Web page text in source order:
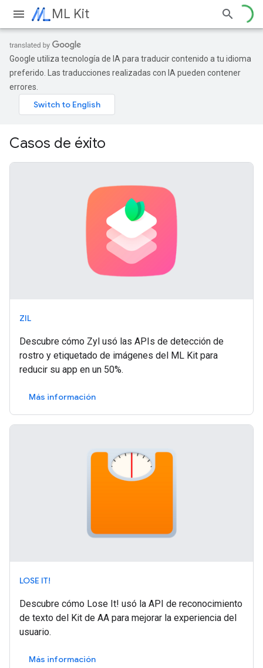
ML Kit
Google utiliza tecnología de IA para traducir contenido a tu idioma
preferido. Las traducciones realizadas con IA pueden contener
errores.
Casos de éxito
ZIL
Descubre cómo Zyl usó las APIs de detección de
rostro y etiquetado de imágenes del ML Kit para
reducir su app en un 50%.
Más información
LOSE IT!
Descubre cómo Lose It! usó la API de reconocimiento
de texto del Kit de AA para mejorar la experiencia del
usuario.
Más información